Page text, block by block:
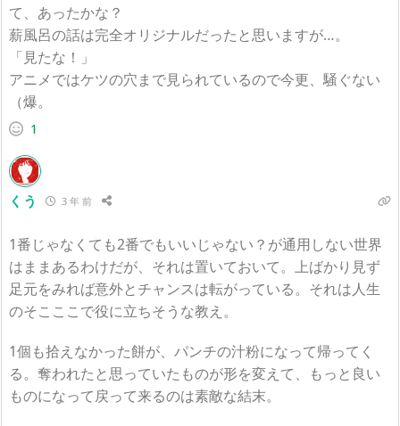
て、あったかな？
薪風呂の話は完全オリジナルだったと思いますが…。
「見たな！」
アニメではケツの穴まで見られているので今更、騒ぐない
（爆。
1
くう 3 年 前
1番じゃなくても2番でもいいじゃない？が通用しない世界
はままあるわけだが、それは置いておいて。上ばかり見ず
足元をみれば意外とチャンスは転がっている。それは人生
のそこここで役に立ちそうな教え。
1個も拾えなかった餅が、パンチの汁粉になって帰ってく
る。奪われたと思っていたものが形を変えて、もっと良い
ものになって戻って来るのは素敵な結末。